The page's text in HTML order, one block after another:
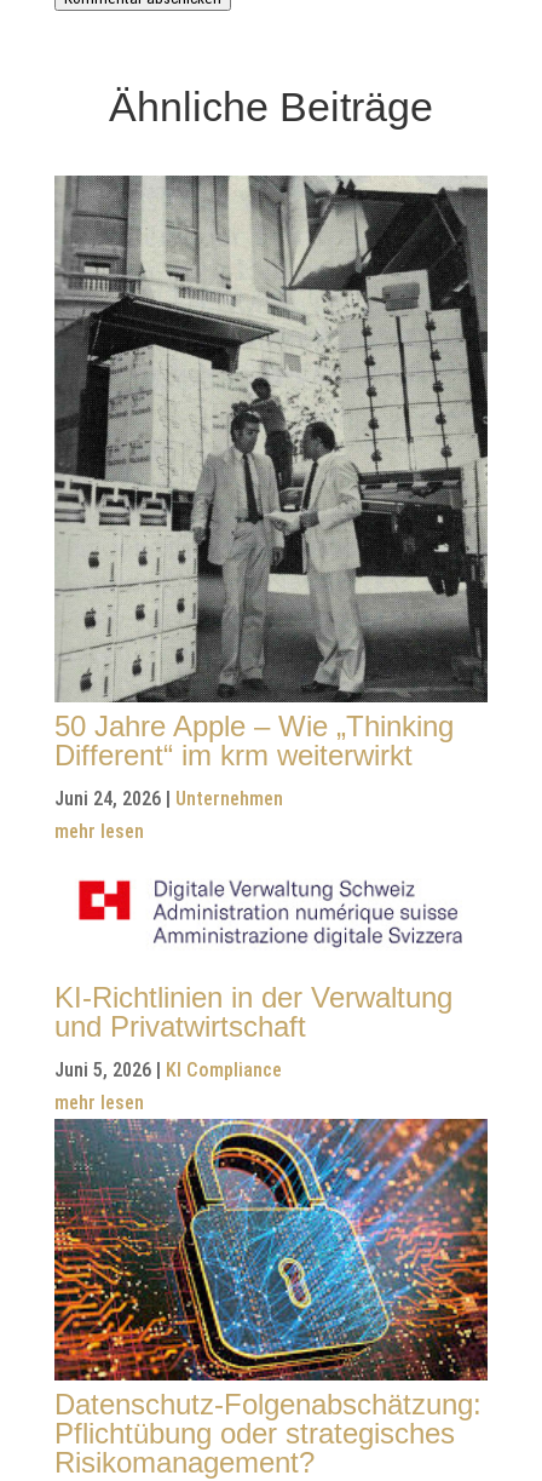
Ähnliche Beiträge
50 Jahre Apple – Wie „Thinking
Different“ im krm weiterwirkt
Juni 24, 2026| Unternehmen
mehr lesen
KI-Richtlinien in der Verwaltung
und Privatwirtschaft
Juni 5, 2026| KI Compliance
mehr lesen
Datenschutz-Folgenabschätzung:
Pflichtübung oder strategisches
Risikomanagement?